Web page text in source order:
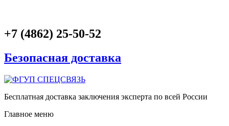
+7 (4862) 25-50-52
Безопасная доставка
Бесплатная доставка заключения эксперта по всей России
Главное меню